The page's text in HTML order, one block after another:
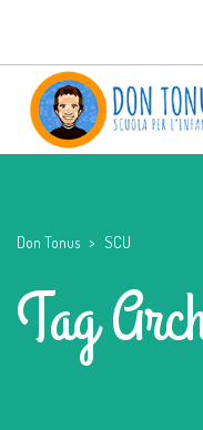
Don Tonus > SCU
Tag